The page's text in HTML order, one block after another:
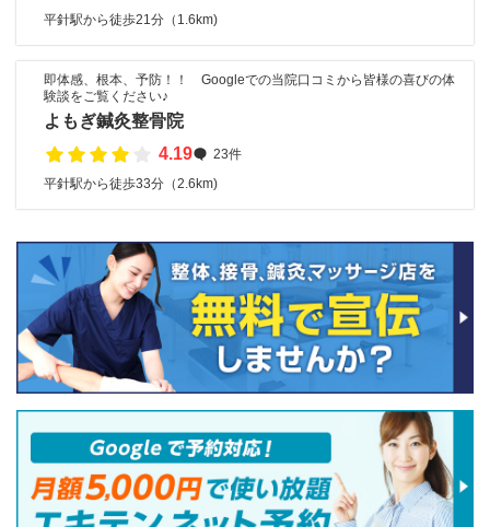
平針駅から徒歩21分（1.6km)
即体感、根本、予防！！ Googleでの当院口コミから皆様の喜びの体
験談をご覧ください♪
よもぎ鍼灸整骨院
4.19
23件
平針駅から徒歩33分（2.6km)